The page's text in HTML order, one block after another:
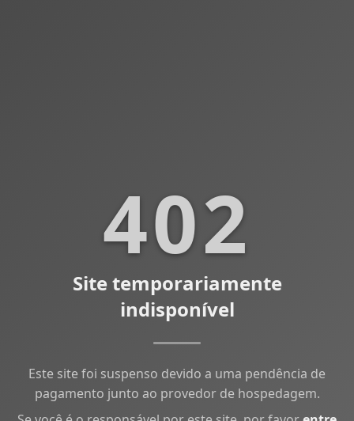
402
Site temporariamente
indisponível
Este site foi suspenso devido a uma pendência de
pagamento junto ao provedor de hospedagem.